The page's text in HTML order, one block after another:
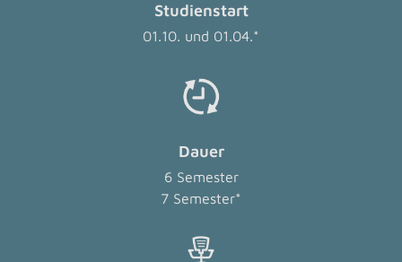
Studienstart
01.10. und 01.04.*
Dauer
6 Semester
7 Semester*